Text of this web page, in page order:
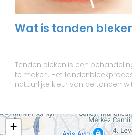
Wat is tanden
Tanden bleken is een
te maken. Het
natuurlijke kleur van de tanden
+